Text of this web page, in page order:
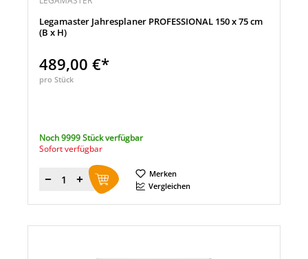
Legamaster Jahresplaner PROFESSIONAL 150 x 75 cm
(B x H)
489,00 €*
pro Stück
Noch 9999 Stück verfügbar
Sofort verfügbar
Menge
Merken
Vergleichen